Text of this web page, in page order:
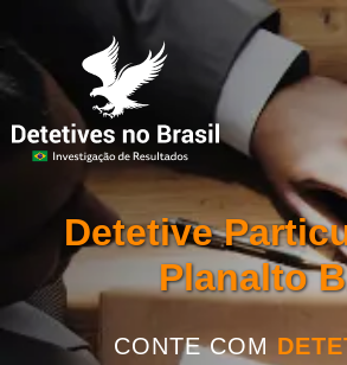
Detetive
Planalto
CONTE COM